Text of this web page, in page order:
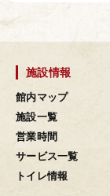
施設情報
館内マップ
施設一覧
営業時間
サービス一覧
トイレ情報